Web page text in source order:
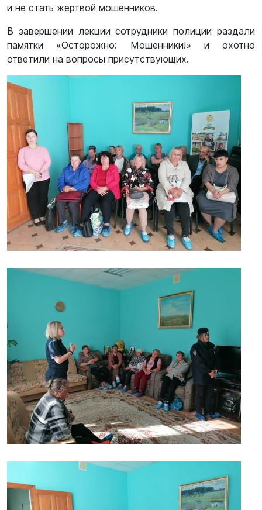
и не стать жертвой мошенников.
В завершении лекции сотрудники полиции раздали
памятки «Осторожно: Мошенники!» и охотно
ответили на вопросы присутствующих.